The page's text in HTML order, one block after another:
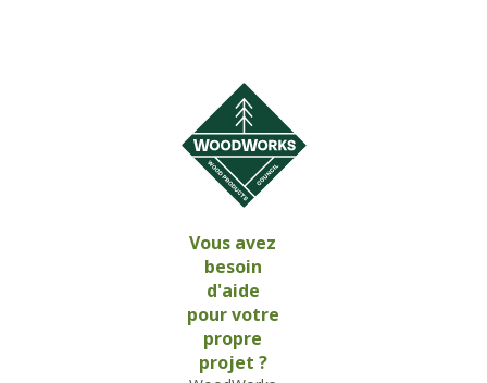
Vous avez
besoin
d'aide
pour votre
propre
projet ?